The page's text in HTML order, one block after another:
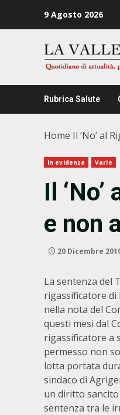
9 Agosto 2026
Rubrica Salute
Home Il ‘No’ al
In evidenza Varie
Il
e non
20 Dicembre
La sentenza del
rigassificatore di
nella nota del
questi mesi dal
rigassificatore a
permesso non
lotta portata
sindaco di
un diritto
sentenza tra le